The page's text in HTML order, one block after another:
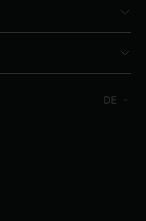
DE